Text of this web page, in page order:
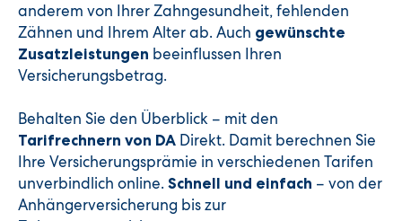
anderem von Ihrer Zahngesundheit, fehlenden
Zähnen und Ihrem Alter ab. Auch gewünschte
Zusatzleistungen beeinflussen Ihren
Versicherungsbetrag.
Behalten Sie den Überblick – mit den
Tarifrechnern von DA Direkt. Damit berechnen Sie
Ihre Versicherungsprämie in verschiedenen Tarifen
unverbindlich online. Schnell und einfach – von der
Anhängerversicherung bis zur